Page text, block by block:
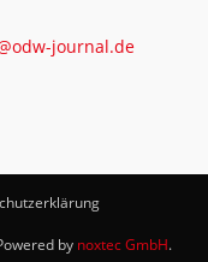
journal.de
by noxtec GmbH.